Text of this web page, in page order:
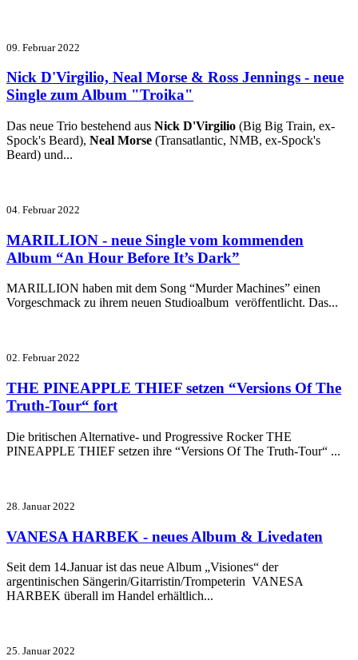
09. Februar 2022
Nick D'Virgilio, Neal Morse & Ross Jennings - neue
Single zum Album "Troika"
Das neue Trio bestehend aus Nick D'Virgilio (Big Big Train, ex-
Spock's Beard), Neal Morse (Transatlantic, NMB, ex-Spock's
Beard) und...
04. Februar 2022
MARILLION - neue Single vom kommenden
Album “An Hour Before It’s Dark”
MARILLION haben mit dem Song “Murder Machines” einen
Vorgeschmack zu ihrem neuen Studioalbum veröffentlicht. Das...
02. Februar 2022
THE PINEAPPLE THIEF setzen “Versions Of The
Truth-Tour“ fort
Die britischen Alternative- und Progressive Rocker THE
PINEAPPLE THIEF setzen ihre “Versions Of The Truth-Tour“ ...
28. Januar 2022
VANESA HARBEK - neues Album & Livedaten
Seit dem 14.Januar ist das neue Album „Visiones“ der
argentinischen Sängerin/Gitarristin/Trompeterin VANESA
HARBEK überall im Handel erhältlich...
25. Januar 2022